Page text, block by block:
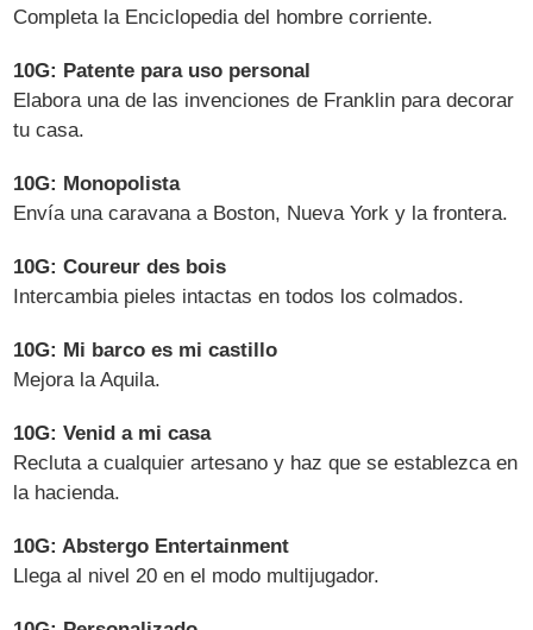
Completa la Enciclopedia del hombre corriente.
10G: Patente para uso personal
Elabora una de las invenciones de Franklin para decorar
tu casa.
10G: Monopolista
Envía una caravana a Boston, Nueva York y la frontera.
10G: Coureur des bois
Intercambia pieles intactas en todos los colmados.
10G: Mi barco es mi castillo
Mejora la Aquila.
10G: Venid a mi casa
Recluta a cualquier artesano y haz que se establezca en
la hacienda.
10G: Abstergo Entertainment
Llega al nivel 20 en el modo multijugador.